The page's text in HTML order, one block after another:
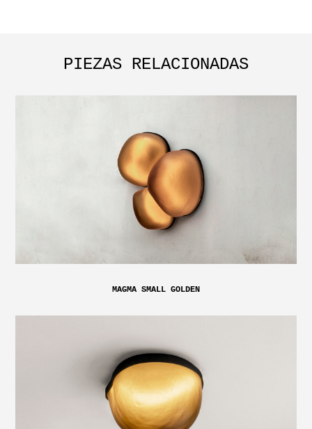
PIEZAS RELACIONADAS
MAGMA SMALL GOLDEN